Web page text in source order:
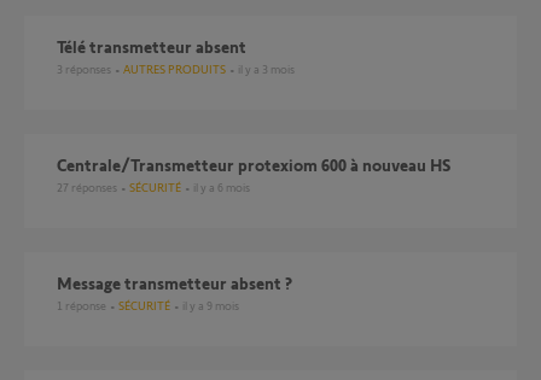
télé transmetteur absent
3 réponses AUTRES PRODUITS il y a 3 mois
Centrale/Transmetteur protexiom 600 à nouveau HS
27 réponses SÉCURITÉ il y a 6 mois
Message transmetteur absent ?
1 réponse SÉCURITÉ il y a 9 mois